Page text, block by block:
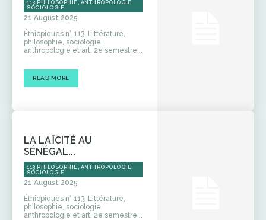
113 PHILOSOPHIE, ANTHROPOLOGIE,
SOCIOLOGIE
21 August 2025
Éthiopiques n° 113. Littérature,
philosophie, sociologie,
anthropologie et art. 2e semestre...
READ MORE
LA LAÏCITÉ AU
SÉNÉGAL...
113 PHILOSOPHIE, ANTHROPOLOGIE,
SOCIOLOGIE
21 August 2025
Éthiopiques n° 113. Littérature,
philosophie, sociologie,
anthropologie et art. 2e semestre...